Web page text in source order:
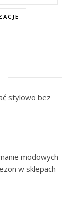
stylowo bez
modowych
w sklepach